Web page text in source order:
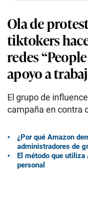
Ola de
tiktokers
redes
apoyo a
El grupo de
campaña en contra
¿Por qué Amazon
administradores de
El método que
personal